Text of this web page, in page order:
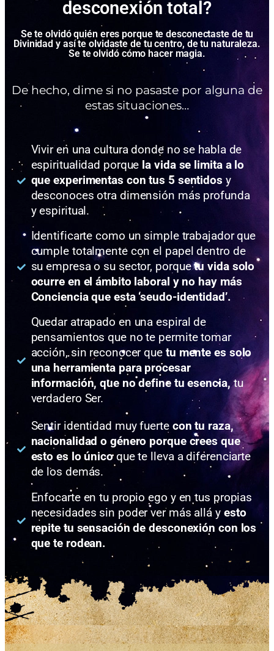
desconexión total?
Se te olvidó quién eres porque te desconectaste de tu
Divinidad y así te olvidaste de tu centro, de tu naturaleza.
Se te olvidó cómo hacer magia.
De hecho, dime si no pasaste por alguna de
estas situaciones…
Vivir en una cultura donde no se habla de
espiritualidad porque la vida se limita a lo
que experimentas con tus 5 sentidos y
desconoces otra dimensión más profunda
y espiritual.
Identificarte como un simple trabajador que
cumple totalmente con el papel dentro de
su empresa o su sector, porquetu vida solo
ocurre en el ámbito laboral y no hay más
Conciencia que esta ‘seudo-identidad’.
Quedar atrapado en una espiral de
pensamientos que no te permite tomar
acción, sin reconocer que tu mente es solo
una herramienta para procesar
información, que no define tu esencia,tu
verdadero Ser.
Sentir identidad muy fuerte con tu raza,
nacionalidad o género porque crees que
esto es lo únicoque te lleva a diferenciarte
de los demás.
Enfocarte en tu propio ego y en tus propias
necesidades sin poder ver más allá y esto
repite tu sensación de desconexión con los
que te rodean.